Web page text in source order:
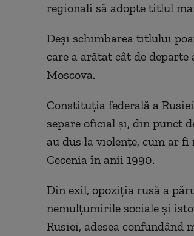
regionali să adopte titlul mai
Deși schimbarea titlului
care a arătat cât de
Moscova.
Constituția federală a
separe oficial și, din punct
au dus la violențe, cum ar
Cecenia în anii 1990.
Din exil, opoziția rusă a
nemulțumirile sociale și
Rusiei, adesea confundând